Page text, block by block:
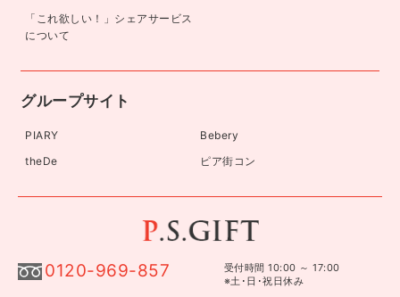
「これ欲しい！」シェアサービス
について
グループサイト
PIARY
Bebery
theDe
ピア街コン
0120-969-857
受付時間 10:00 ～ 17:00
※土･日･祝日休み